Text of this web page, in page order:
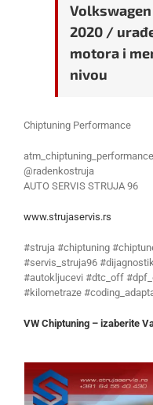
Volkswagen
2020 /
motora i
nivou
Chiptuning Performance
@radenkostruja
AUTO SERVIS STRUJA 96
www.strujaservis.rs
#struja #chiptuning
#servis_struja96
#autokljucevi #dtc_off
#kilometraze
VW Chiptuning – izaberite